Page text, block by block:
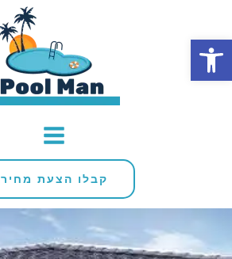
פתח סרגל נגישות
קבלו הצעת מחיר